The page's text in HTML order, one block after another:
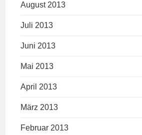
August 2013
Juli 2013
Juni 2013
Mai 2013
April 2013
März 2013
Februar 2013